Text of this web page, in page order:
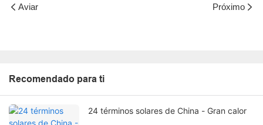
Aviar Próximo
Recomendado para ti
24 términos solares de China - Gran calor